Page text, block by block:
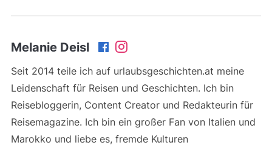
Melanie Deisl
Seit 2014 teile ich auf urlaubsgeschichten.at meine
Leidenschaft für Reisen und Geschichten. Ich bin
Reisebloggerin, Content Creator und Redakteurin für
Reisemagazine. Ich bin ein großer Fan von Italien und
Marokko und liebe es, fremde Kulturen